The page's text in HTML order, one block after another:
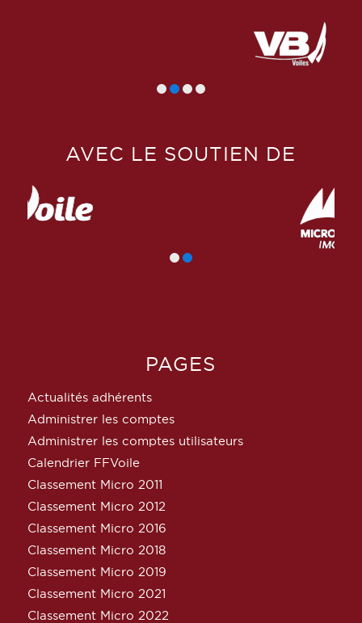
AVEC LE SOUTIEN DE
PAGES
Actualités adhérents
Administrer les comptes
Administrer les comptes utilisateurs
Calendrier FFVoile
Classement Micro 2011
Classement Micro 2012
Classement Micro 2016
Classement Micro 2018
Classement Micro 2019
Classement Micro 2021
Classement Micro 2022